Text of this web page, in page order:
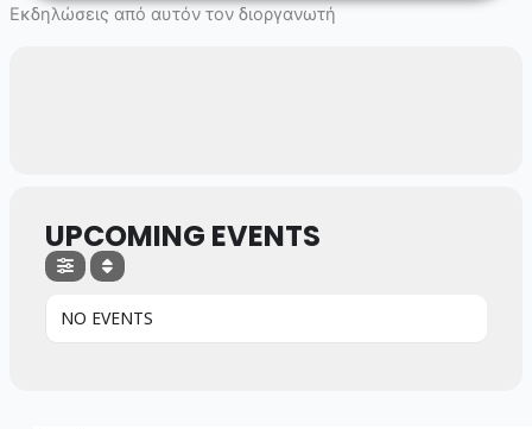
Skip
Εκδηλώσεις από αυτόν τον διοργανωτή
UPCOMING EVENTS
NO EVENTS